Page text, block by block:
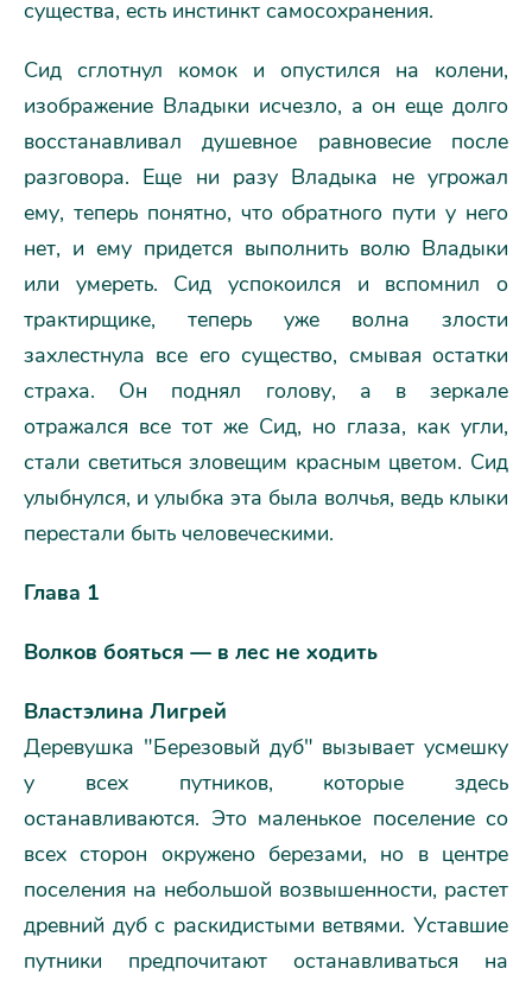
существа, есть инстинкт самосохранения.
Сид сглотнул комок и опустился на колени,
изображение Владыки исчезло, а он еще долго
восстанавливал душевное равновесие после
разговора. Еще ни разу Владыка не угрожал
ему, теперь понятно, что обратного пути у него
нет, и ему придется выполнить волю Владыки
или умереть. Сид успокоился и вспомнил о
трактирщике, теперь уже волна злости
захлестнула все его существо, смывая остатки
страха. Он поднял голову, а в зеркале
отражался все тот же Сид, но глаза, как угли,
стали светиться зловещим красным цветом. Сид
улыбнулся, и улыбка эта была волчья, ведь клыки
перестали быть человеческими.
Глава 1
Волков бояться — в лес не ходить
Властэлина Лигрей
Деревушка "Березовый дуб" вызывает усмешку
у всех путников, которые здесь
останавливаются. Это маленькое поселение со
всех сторон окружено березами, но в центре
поселения на небольшой возвышенности, растет
древний дуб с раскидистыми ветвями. Уставшие
путники предпочитают останавливаться на